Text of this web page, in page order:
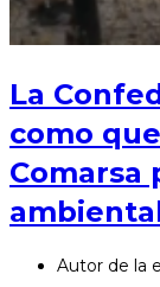
La
como
Comarsa
Autor de la